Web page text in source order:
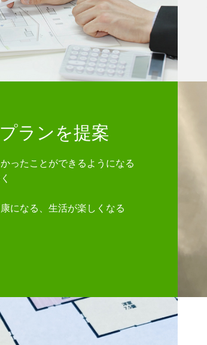
ランを提案
ったことができるようになる
になる、生活が楽しくなる